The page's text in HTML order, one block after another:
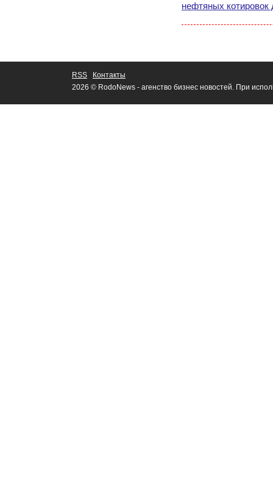
нефтяных котировок
RSS
Контакты
2026 © RodoNews - агенство бизнес новостей. При